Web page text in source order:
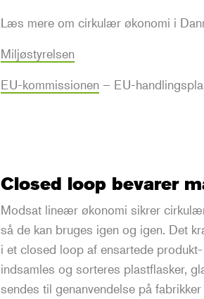
Læs mere om cirkulær økonomi i
Miljøstyrelsen
EU-kommissionen– EU-
Closed loop bevarer
Modsat lineær økonomi sikrer
så de kan bruges igen og igen. Det
i et closed loop af ensartede
indsamles og sorteres plastflasker,
sendes til genanvendelse på